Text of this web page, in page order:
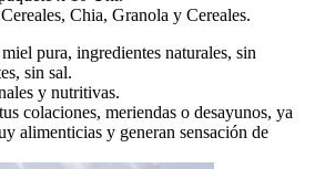
Chia, Granola y Cereales.
pura, ingredientes naturales, sin
sin sal.
y nutritivas.
colaciones, meriendas o desayunos, ya
alimenticias y generan sensación de